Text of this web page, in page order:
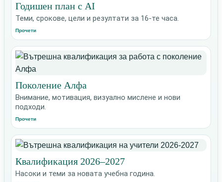
Годишен план с AI
Теми, срокове, цели и резултати за 16-те часа.
Прочети
Поколение Алфа
Внимание, мотивация, визуално мислене и нови
подходи.
Прочети
Квалификация 2026–2027
Насоки и теми за новата учебна година.